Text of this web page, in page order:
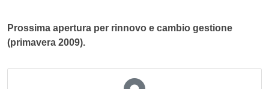
Prossima apertura per rinnovo e cambio gestione
(primavera 2009).